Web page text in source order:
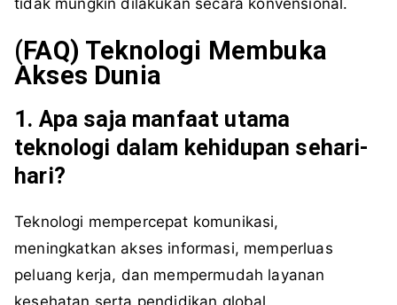
tidak mungkin dilakukan secara konvensional.
(FAQ) Teknologi Membuka
Akses Dunia
1. Apa saja manfaat utama
teknologi dalam kehidupan sehari-
hari?
Teknologi mempercepat komunikasi,
meningkatkan akses informasi, memperluas
peluang kerja, dan mempermudah layanan